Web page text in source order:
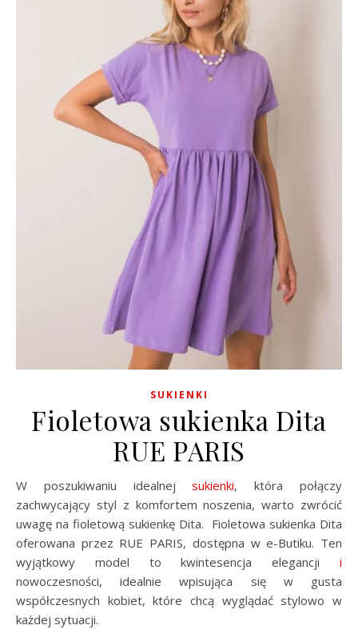
SUKIENKI
Fioletowa sukienka Dita
RUE PARIS
W poszukiwaniu idealnejsukienki, która połączy
zachwycający styl z komfortem noszenia, warto zwrócić
uwagę na fioletową sukienkę Dita. Fioletowa sukienka Dita
oferowana przez RUE PARIS, dostępna w e-Butiku. Ten
wyjątkowy model to kwintesencja elegancji i
nowoczesności, idealnie wpisująca się w gusta
współczesnych kobiet, które chcą wyglądać stylowo w
każdej sytuacji.